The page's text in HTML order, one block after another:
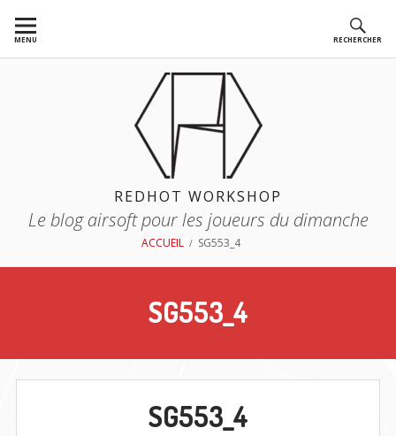
auMENU RECHERCHER
REDHOT WORKSHOP
Le blog airsoft pour les joueurs du dimanche
ACCUEIL SG553_4
SG553_4
SG553_4